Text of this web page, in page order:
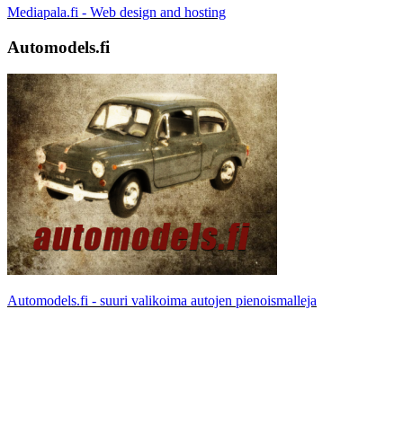
Mediapala.fi - Web design and hosting
Automodels.fi
Automodels.fi - suuri valikoima autojen pienoismalleja